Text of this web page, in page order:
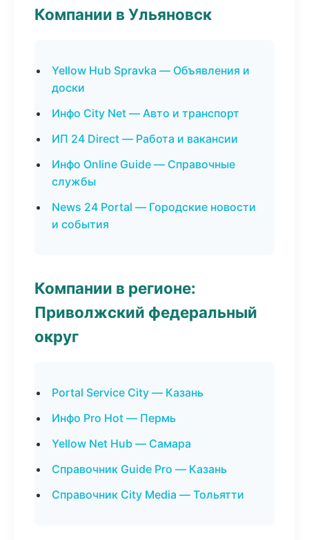
Компании в Ульяновск
Yellow Hub Spravka — Объявления и
доски
Инфо City Net — Авто и транспорт
ИП 24 Direct — Работа и вакансии
Инфо Online Guide — Справочные
службы
News 24 Portal — Городские новости
и события
Компании в регионе:
Приволжский федеральный
округ
Portal Service City — Казань
Инфо Pro Hot — Пермь
Yellow Net Hub — Самара
Справочник Guide Pro — Казань
Справочник City Media — Тольятти